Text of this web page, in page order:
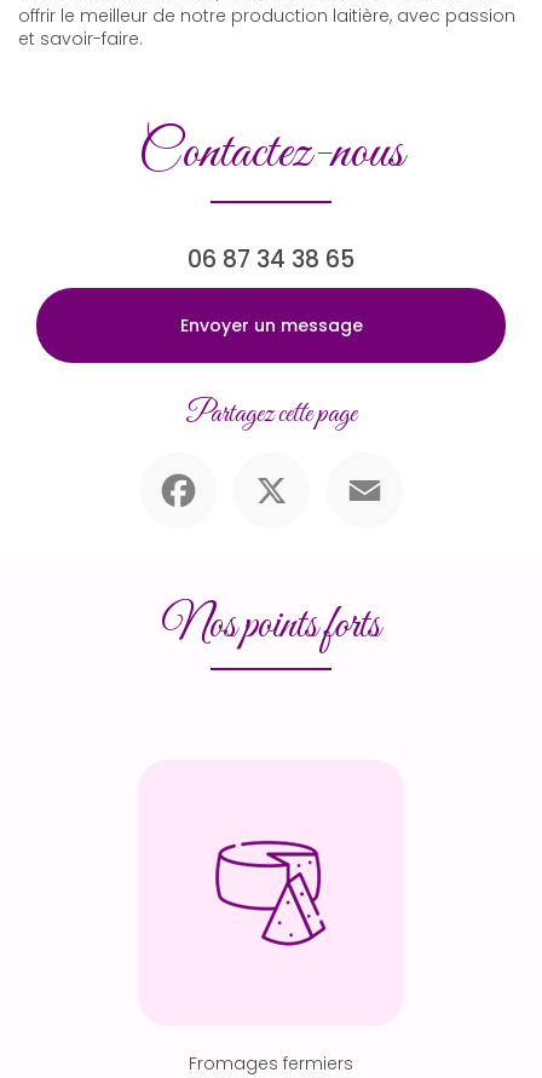
offrir le meilleur de notre production laitière, avec passion
et savoir-faire.
Contactez-nous
06 87 34 38 65
Envoyer un message
Partagez cette page
Nos points forts
Fromages fermiers